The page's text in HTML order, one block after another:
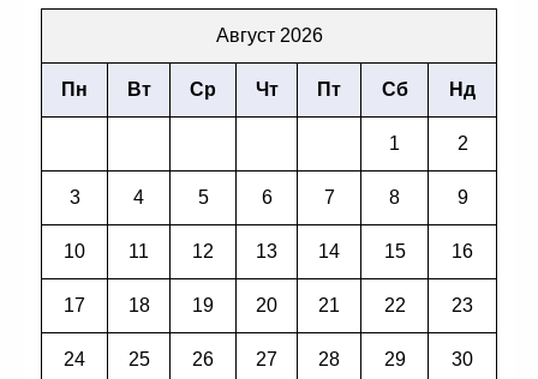
Август 2026
Пн Вт Ср Чт Пт Сб Нд
1 2
3 4 5 6 7 8 9
10 11 12 13 14 15 16
17 18 19 20 21 22 23
24 25 26 27 28 29 30